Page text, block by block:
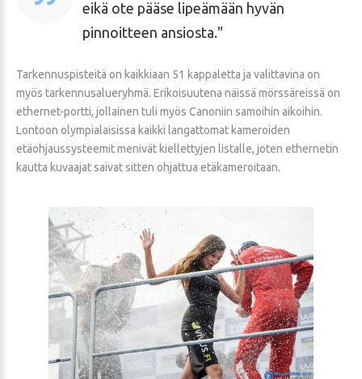
eikä ote pääse lipeämään hyvän
pinnoitteen ansiosta.
Tarkennuspisteitä on kaikkiaan 51 kappaletta ja valittavina on
myös tarkennusalueryhmä. Erikoisuutena näissä mörssäreissä on
ethernet-portti, jollainen tuli myös Canoniin samoihin aikoihin.
Lontoon olympialaisissa kaikki langattomat kameroiden
etäohjaussysteemit menivät kiellettyjen listalle, joten ethernetin
kautta kuvaajat saivat sitten ohjattua etäkameroitaan.